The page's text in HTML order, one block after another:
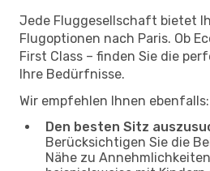
Jede Fluggesellschaft bietet
Flugoptionen nach Paris. Ob
First Class – finden Sie die
Ihre Bedürfnisse.
Wir empfehlen Ihnen ebenfalls:
Den besten Sitz
Berücksichtigen Sie die
Nähe zu